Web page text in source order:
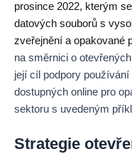
prosince 2022, kterým
datových souborů s
zveřejnění a opakované
na směrnici o
její cíl podpory
dostupných online pro
sektoru s uvedeným
Strategie